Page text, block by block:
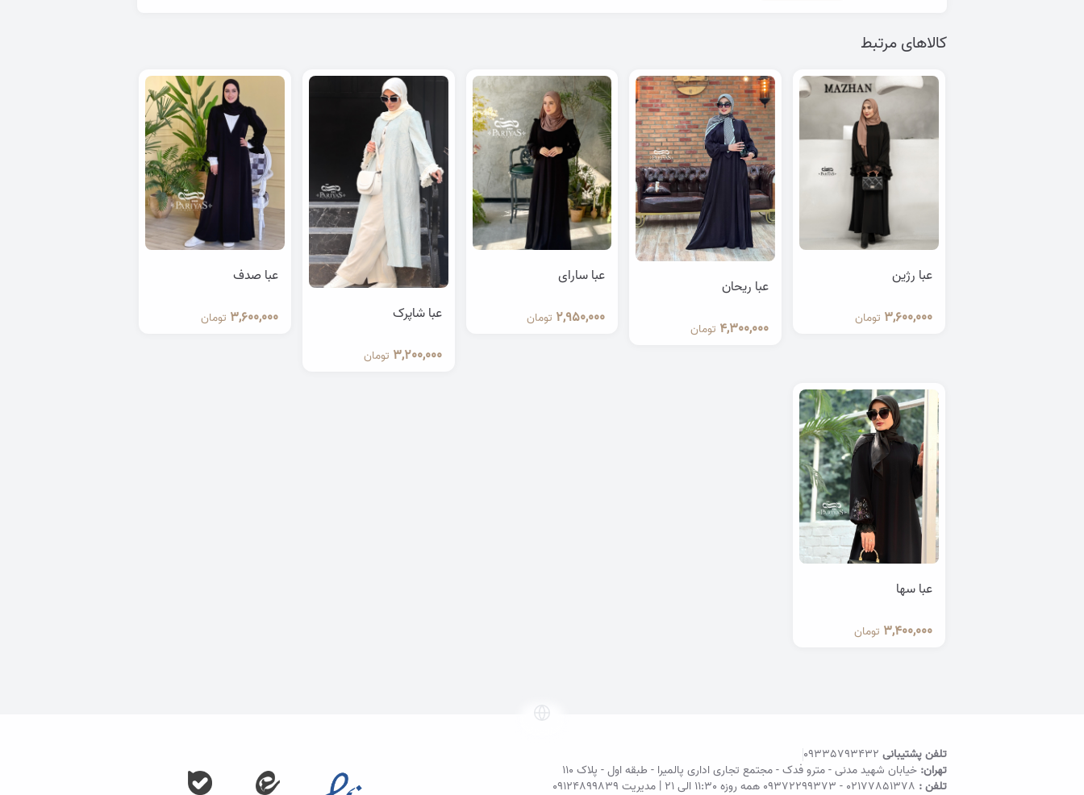
کالاهای مرتبط
عبا رژین
3,600,000 تومان
عبا ریحان
4,300,000 تومان
عبا سارای
2,950,000 تومان
عبا شاپرک
3,200,000 تومان
عبا صدف
3,600,000 تومان
عبا سها
3,400,000 تومان
تلفن پشتیبانی 09335793432
تهران: خیابان شهید مدنی - مترو فدک - مجتمع تجاری اداری پالمیرا - طبقه اول - پلاک ۱۱۰
تلفن : 02177851378
-
09372299373 همه روزه 11:30 الی 21 | مدیریت
09124899839